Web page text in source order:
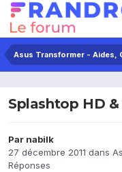
Asus Transformer - Aides,
Splashtop HD
Par nabilk
27 décembre 2011 dans
Réponses